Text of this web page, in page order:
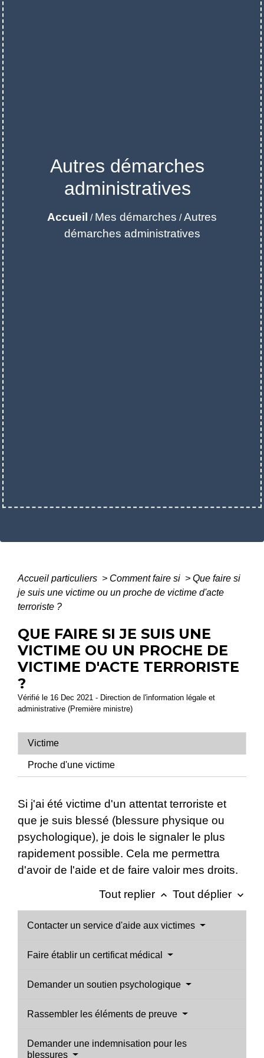
Autres démarches
administratives
Accueil / Mes démarches /Autres
démarches administratives
Accueil particuliers > Comment faire si > Que faire si
je suis une victime ou un proche de victime d'acte
terroriste ?
QUE FAIRE SI JE SUIS UNE
VICTIME OU UN PROCHE DE
VICTIME D'ACTE TERRORISTE
?
Vérifié le 16 Dec 2021 - Direction de l'information légale et
administrative (Première ministre)
Victime
Proche d'une victime
Si j'ai été victime d'un attentat terroriste et
que je suis blessé (blessure physique ou
psychologique), je dois le signaler le plus
rapidement possible. Cela me permettra
d'avoir de l'aide et de faire valoir mes droits.
Tout replier keyboard_arrow_up Tout déplier keyboard_arrow_down
Contacter un service d'aide aux victimes
Faire établir un certificat médical
Demander un soutien psychologique
Rassembler les éléments de preuve
Demander une indemnisation pour les
blessures